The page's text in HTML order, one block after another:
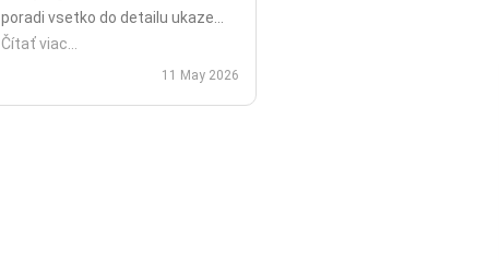
poradi vsetko do detailu ukaze
popripade nadstavy priamo na
mieste a ked uz nahodou to nejde
Čítať viac...
11 May 2026